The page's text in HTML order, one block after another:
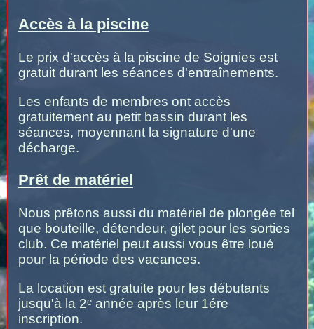
Accès à la piscine
Le prix d'accès à la piscine de Soignies est
gratuit durant les séances d'entraînements.
Les enfants de membres ont accès
gratuitement au petit bassin durant les
séances, moyennant la signature d'une
décharge.
Prêt de matériel
Nous prêtons aussi du matériel de plongée tel
que bouteille, détendeur, gilet pour les sorties
club. Ce matériel peut aussi vous être loué
pour la période des vacances.
La location est gratuite pour les débutants
jusqu'à la 2ᵉ année après leur 1ére
inscription.